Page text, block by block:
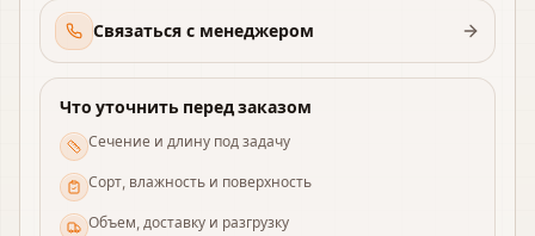
Связаться с менеджером
Что уточнить перед заказом
Сечение и длину под задачу
Сорт, влажность и поверхность
Объем, доставку и разгрузку